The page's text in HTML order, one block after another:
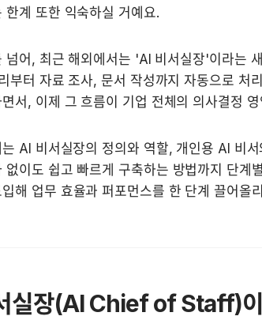
한계 또한 익숙하실 거예요.
넘어, 최근 해외에서는 'AI 비서실장'이라는
부터 자료 조사, 문서 작성까지 자동으로 처
서, 이제 그 흐름이 기업 전체의 의사결정
AI 비서실장의 정의와 역할, 개인용 AI 비
없이도 쉽고 빠르게 구축하는 방법까지 단계
해 업무 효율과 퍼포먼스를 한 단계 끌어올
실장(AI Chief of Staff)